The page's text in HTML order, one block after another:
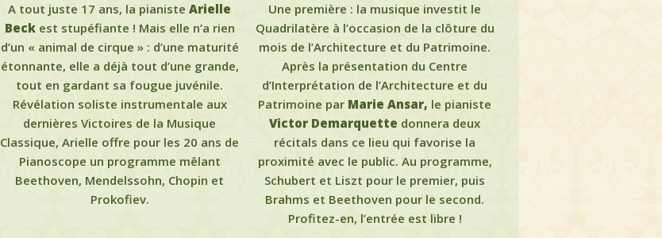
A tout juste 17 ans, la pianisteArielle
Beckest stupéfiante ! Mais elle n’a rien
d’un « animal de cirque » : d’une maturité
étonnante, elle a déjà tout d’une grande,
tout en gardant sa fougue juvénile.
Révélation soliste instrumentale aux
dernières Victoires de la Musique
Classique, Arielle offre pour les 20 ans de
Pianoscope un programme mêlant
Beethoven, Mendelssohn, Chopin et
Prokofiev.
Une première : la musique investit le
Quadrilatère à l’occasion de la clôture du
mois de l’Architecture et du Patrimoine.
Après la présentation du Centre
d’Interprétation de l’Architecture et du
Patrimoine par Marie Ansar, le pianiste
Victor Demarquette donnera deux
récitals dans ce lieu qui favorise la
proximité avec le public. Au programme,
Schubert et Liszt pour le premier, puis
Brahms et Beethoven pour le second.
Profitez-en, l’entrée est libre !